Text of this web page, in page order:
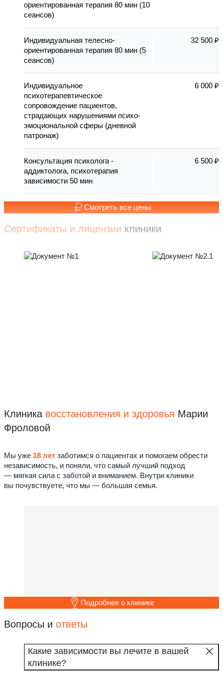
ориентированная терапия 80 мин (10
сеансов)
Индивидуальная телесно-
ориентированная терапия 80 мин (5
сеансов)
32 500 ₽
Индивидуальное
психотерапевтическое
сопровождение пациентов,
страдающих нарушениями психо-
эмоциональной сферы (дневной
патронаж)
6 000 ₽
Консультация психолога -
аддиктолога, психотерапия
зависимости 50 мин
6 500 ₽
Смотреть все цены
Сертификаты и лицензии клиники
Клиника восстановления и здоровья Марии
Фроловой
Мы уже 18 лет заботимся о пациентах и помогаем обрести
независимость, и поняли, что самый лучший подход
— мягкая сила с заботой и вниманием. Внутри клиники
вы почувствуете, что мы — большая семья.
Подробнее о клинике
Вопросы и ответы
Какие зависимости вы лечите в вашей
клинике?